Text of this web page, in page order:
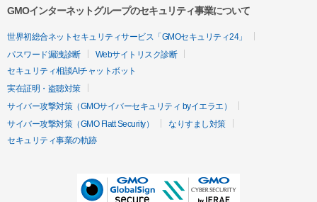
GMOインターネットグループのセキュリティ事業について
世界初総合ネットセキュリティサービス「GMOセキュリティ24」
パスワード漏洩診断
Webサイトリスク診断
セキュリティ相談AIチャットボット
実在証明・盗聴対策
サイバー攻撃対策（GMOサイバーセキュリティ byイエラエ）
サイバー攻撃対策（GMO Flatt Security）
なりすまし対策
セキュリティ事業の軌跡